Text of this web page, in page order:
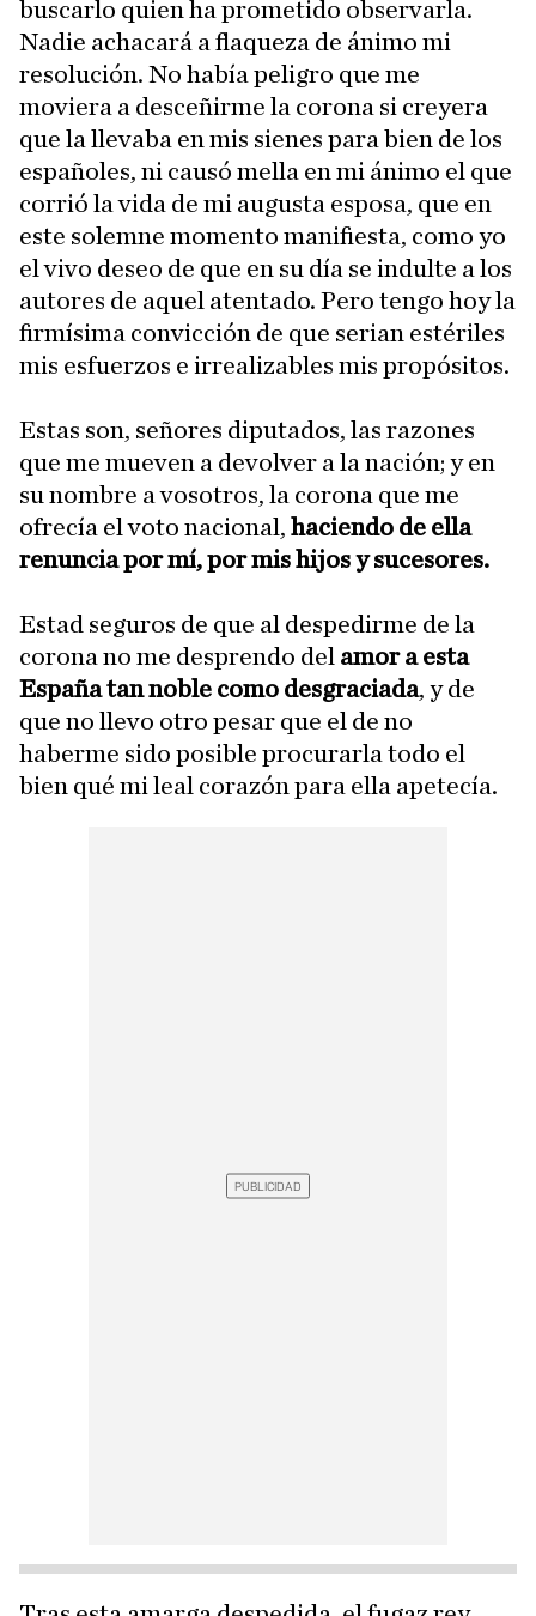
buscarlo quien ha prometido observarla.
Nadie achacará a flaqueza de ánimo mi
resolución. No había peligro que me
moviera a desceñirme la corona si creyera
que la llevaba en mis sienes para bien de los
españoles, ni causó mella en mi ánimo el que
corrió la vida de mi augusta esposa, que en
este solemne momento manifiesta, como yo
el vivo deseo de que en su día se indulte a los
autores de aquel atentado. Pero tengo hoy la
firmísima convicción de que serian estériles
mis esfuerzos e irrealizables mis propósitos.
Estas son, señores diputados, las razones
que me mueven a devolver a la nación; y en
su nombre a vosotros, la corona que me
ofrecía el voto nacional, haciendo de ella
renuncia por mí, por mis hijos y sucesores.
Estad seguros de que al despedirme de la
corona no me desprendo del amor a esta
España tan noble como desgraciada, y de
que no llevo otro pesar que el de no
haberme sido posible procurarla todo el
bien qué mi leal corazón para ella apetecía.